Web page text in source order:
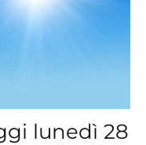
lunedì 28